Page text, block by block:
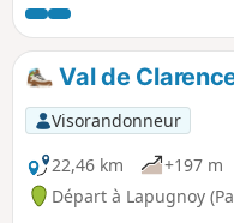
des Dames.Relativement
de même en zone
certains chemins
Val de
Visorandonneur
22,46 km
+197 m
Départ à Lapugnoy